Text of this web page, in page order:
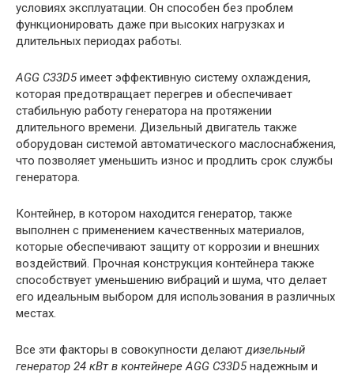
условиях эксплуатации. Он способен без проблем
функционировать даже при высоких нагрузках и
длительных периодах работы.
AGG C33D5имеет эффективную систему охлаждения,
которая предотвращает перегрев и обеспечивает
стабильную работу генератора на протяжении
длительного времени. Дизельный двигатель также
оборудован системой автоматического маслоснабжения,
что позволяет уменьшить износ и продлить срок службы
генератора.
Контейнер, в котором находится генератор, также
выполнен с применением качественных материалов,
которые обеспечивают защиту от коррозии и внешних
воздействий. Прочная конструкция контейнера также
способствует уменьшению вибраций и шума, что делает
его идеальным выбором для использования в различных
местах.
Все эти факторы в совокупности делаютдизельный
генератор 24 кВт в контейнере AGG C33D5надежным и